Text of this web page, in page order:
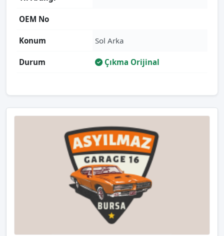
OEM No
Konum Sol Arka
Durum Çıkma Orijinal